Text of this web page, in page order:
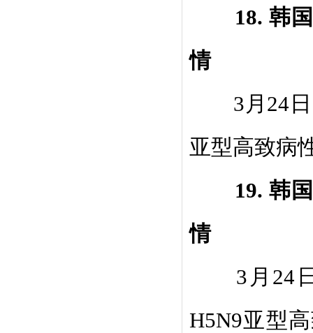
18. 韩
情
3 月 24
亚型高致病
19. 韩
情
3 月 24
H5N9亚型